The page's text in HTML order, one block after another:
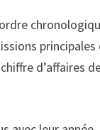
d’affaires